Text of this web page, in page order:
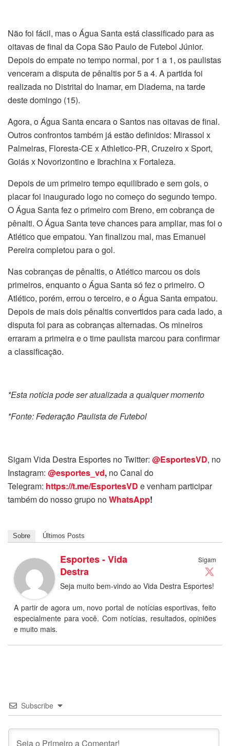
Não foi fácil, mas o Água Santa está classificado para as
oitavas de final da Copa São Paulo de Futebol Júnior.
Depois do empate no tempo normal, por 1 a 1, os paulistas
venceram a disputa de pênaltis por 5 a 4. A partida foi
realizada no Distrital do Inamar, em Diadema, na tarde
deste domingo (15).
Agora, o Água Santa encara o Santos nas oitavas de final.
Outros confrontos também já estão definidos: Mirassol x
Palmeiras, Floresta-CE x Athletico-PR, Cruzeiro x Sport,
Goiás x Novorizontino e Ibrachina x Fortaleza.
Depois de um primeiro tempo equilibrado e sem gols, o
placar foi inaugurado logo no começo do segundo tempo.
O Água Santa fez o primeiro com Breno, em cobrança de
pênalti. O Água Santa teve chances para ampliar, mas foi o
Atlético que empatou. Yan finalizou mal, mas Emanuel
Pereira completou para o gol.
Nas cobranças de pênaltis, o Atlético marcou os dois
primeiros, enquanto o Água Santa só fez o primeiro. O
Atlético, porém, errou o terceiro, e o Água Santa empatou.
Depois de mais dois pênaltis convertidos para cada lado, a
disputa foi para as cobranças alternadas. Os mineiros
erraram a primeira e o time paulista marcou para confirmar
a classificação.
*Esta notícia pode ser atualizada a qualquer momento
*Fonte: Federação Paulista de Futebol
Sigam Vida Destra Esportes no Twitter: @EsportesVD, no
Instagram: @esportes_vd, no Canal do
Telegram: https://t.me/EsportesVD e venham participar
também do nosso grupo noWhatsApp!
Sobre Últimos Posts
Sigam
Esportes - Vida
Destra
Seja muito bem-vindo ao Vida Destra Esportes!
A partir de agora um, novo portal de notícias esportivas, feito
especialmente para você. Com notícias, resultados, opiniões
e muito mais.
Subscribe